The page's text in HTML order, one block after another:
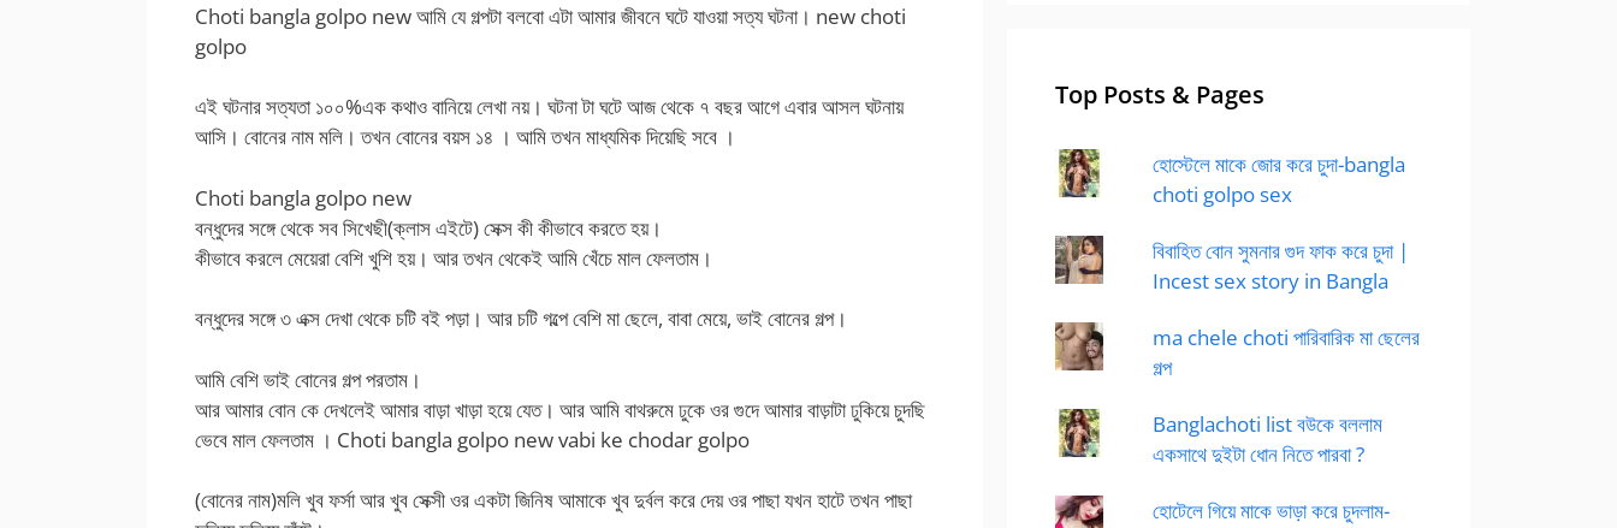
Choti bangla golpo new আমি যে গল্পটা বলবো এটা আমার জীবনে ঘটে যাওয়া সত্য ঘটনা। new choti
golpo
এই ঘটনার সত্যতা ১০০%এক কথাও বানিয়ে লেখা নয়। ঘটনা টা ঘটে আজ থেকে ৭ বছর আগে এবার আসল ঘটনায়
আসি। বোনের নাম মলি। তখন বোনের বয়স ১৪ । আমি তখন মাধ্যমিক দিয়েছি সবে ।
Choti bangla golpo new
বন্ধুদের সঙ্গে থেকে সব সিখেছী(ক্লাস এইটে) সেক্স কী কীভাবে করতে হয়।
কীভাবে করলে মেয়েরা বেশি খুশি হয়। আর তখন থেকেই আমি খেঁচে মাল ফেলতাম।
বন্ধুদের সঙ্গে ৩ এক্স দেখা থেকে চটি বই পড়া। আর চটি গল্পে বেশি মা ছেলে, বাবা মেয়ে, ভাই বোনের গল্প।
আমি বেশি ভাই বোনের গল্প পরতাম।
আর আমার বোন কে দেখলেই আমার বাড়া খাড়া হয়ে যেত। আর আমি বাথরুমে ঢুকে ওর গুদে আমার বাড়াটা ঢুকিয়ে চুদছি
ভেবে মাল ফেলতাম । Choti bangla golpo new vabi ke chodar golpo
(বোনের নাম)মলি খুব ফর্সা আর খুব সেক্সী ওর একটা জিনিষ আমাকে খুব দুর্বল করে দেয় ওর পাছা যখন হাটে তখন পাছা
Top Posts & Pages
হোস্টেলে মাকে জোর করে চুদা-bangla
choti golpo sex
বিবাহিত বোন সুমনার গুদ ফাক করে চুদা |
Incest sex story in Bangla
ma chele choti পারিবারিক মা ছেলের
গল্প
Banglachoti list বউকে বললাম
একসাথে দুইটা ধোন নিতে পারবা ?
হোটেলে গিয়ে মাকে ভাড়া করে চুদলাম-